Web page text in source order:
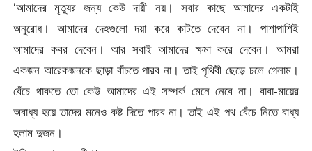
‘আমাদের মৃত্যুর জন্য কেউ দায়ী নয়। সবার কাছে আমাদের একটাই
অনুরোধ। আমাদের দেহগুলো দয়া করে কাটতে দেবেন না। পাশাপাশিই
আমাদের কবর দেবেন। আর সবাই আমাদের ক্ষমা করে দেবেন। আমরা
একজন আরেকজনকে ছাড়া বাঁচতে পারব না। তাই পৃথিবী ছেড়ে চলে গেলাম।
বেঁচে থাকতে তো কেউ আমাদের এই সম্পর্ক মেনে নেবে না। বাবা-মায়ের
অবাধ্য হয়ে তাদের মনেও কষ্ট দিতে পারব না। তাই এই পথ বেঁচে নিতে বাধ্য
হলাম দুজন।